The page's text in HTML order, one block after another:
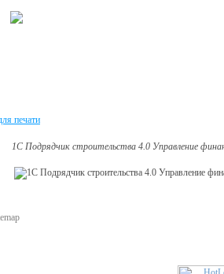
печати
1С Подрядчик строительства 4.0 Управление